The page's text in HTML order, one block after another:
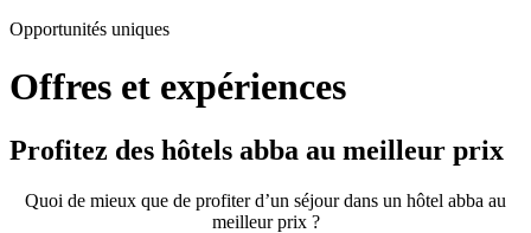
Opportunités uniques
Offres et expériences
Profitez des hôtels abba au meilleur prix
Quoi de mieux que de profiter d’un séjour dans un hôtel abba au
meilleur prix ?